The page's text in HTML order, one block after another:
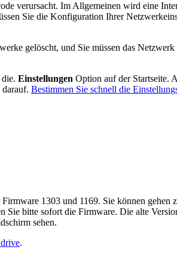
verursacht. Im Allgemeinen wird eine
Sie die Konfiguration Ihrer
gelöscht, und Sie müssen das
Einstellungen Option auf der Startseite.
Bestimmen Sie schnell die
1303 und 1169. Sie können gehen
bitte sofort die Firmware. Die alte
sehen.
.